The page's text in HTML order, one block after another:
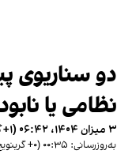
دو سناریوی
نظامی یا
۳ میزان ۱۴۰۴، ۰۶:۴۲ (‎+۱ گرینویچ)
به‌روزرسانی: ۰۰:۳۵ (‎+۰ گرینویچ)